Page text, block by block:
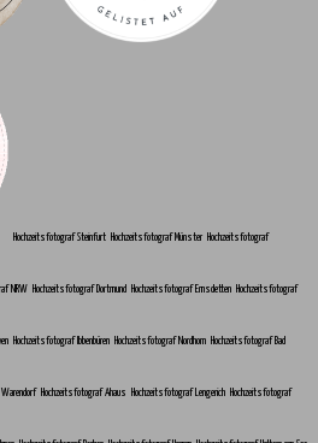
Hochzeitsfotograf Steinfurt Hochzeitsfotograf Münster Hochzeitsfotograf
NRW Hochzeitsfotograf Dortmund Hochzeitsfotograf Emsdetten Hochzeitsfotograf
Hochzeitsfotograf Ibbenbüren Hochzeitsfotograf Nordhorn Hochzeitsfotograf Bad
Hochzeitsfotograf Ahaus Hochzeitsfotograf Lengerich Hochzeitsfotograf